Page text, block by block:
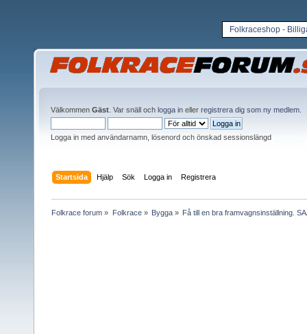
Folkraceshop -
Välkommen Gäst . Var snäll och logga in eller registrera dig som ny medlem
Logga in med användarnamn, lösenord och önskad sessionslängd
Startsida Hjälp Sök Logga in Registrera
Folkrace forum » Folkrace» Bygga» Få till en bra framvagnsinställning.